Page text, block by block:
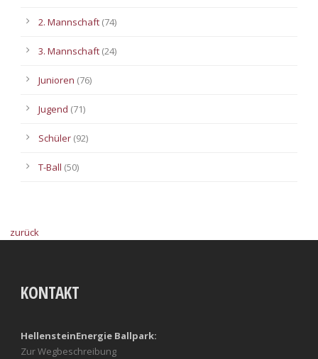
2. Mannschaft (74)
3. Mannschaft (24)
Junioren (76)
Jugend (71)
Schüler (92)
T-Ball (50)
zurück
KONTAKT
HellensteinEnergie Ballpark:
Zur Wegbeschreibung